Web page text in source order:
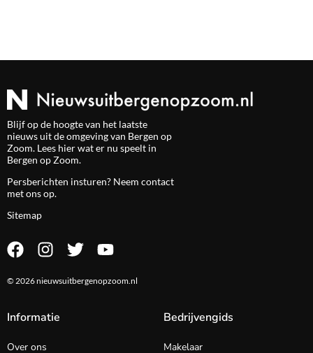
Blijf op de hoogte van het laatste
nieuws uit de omgeving van Bergen op
Zoom. Lees hier wat er nu speelt in
Bergen op Zoom.
Persberichten insturen? Neem contact
met ons op.
Sitemap
© 2026 nieuwsuitbergenopzoom.nl
Informatie
Over ons
Bedrijvengids
Makelaar